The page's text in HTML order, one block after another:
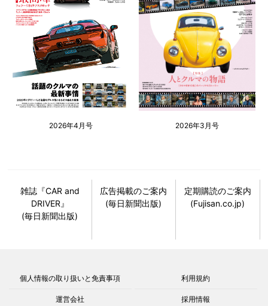
2026年4月号 2026年3月号
雑誌『CAR and
DRIVER』
(毎日新聞出版)
広告掲載のご案内
(毎日新聞出版)
定期購読のご案内
(Fujisan.co.jp)
個人情報の取り扱いと免責事項 利用規約
運営会社 採用情報